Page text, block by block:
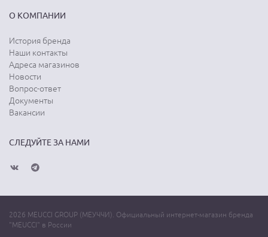
О КОМПАНИИ
История бренда
Наши контакты
Адреса магазинов
Новости
Вопрос-ответ
Документы
Вакансии
СЛЕДУЙТЕ ЗА НАМИ
2026 MEUCCI GROUP (МЕУЧЧИ). Официальный интернет-магазин бренда
"MEUCCI" в России